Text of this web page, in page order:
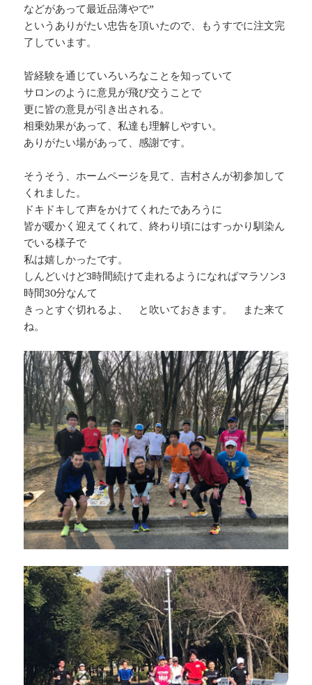
などがあって最近品薄やで”
というありがたい忠告を頂いたので、もうすでに注文完
了しています。
皆経験を通じていろいろなことを知っていて
サロンのように意見が飛び交うことで
更に皆の意見が引き出される。
相乗効果があって、私達も理解しやすい。
ありがたい場があって、感謝です。
そうそう、ホームページを見て、吉村さんが初参加して
くれました。
ドキドキして声をかけてくれたであろうに
皆が暖かく迎えてくれて、終わり頃にはすっかり馴染ん
でいる様子で
私は嬉しかったです。
しんどいけど3時間続けて走れるようになればマラソン3
時間30分なんて
きっとすぐ切れるよ、 と吹いておきます。 また来て
ね。